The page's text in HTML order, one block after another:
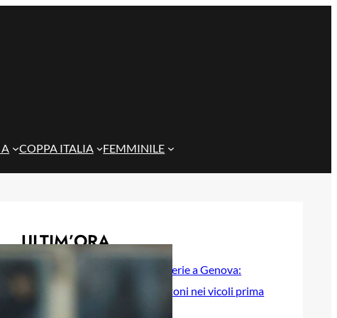
A COPPA ITALIA FEMMINILE
ULTIM’ORA
Scontri tra tifoserie a Genova:
spranghe e bastoni nei vicoli prima